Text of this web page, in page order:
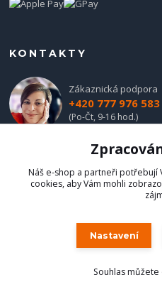
KONTAKTY
Zákaznická podpora
+420 777 976 583
(Po-Čt, 9-16 hod.)
obchod@hadladla.cz
Vytvořeno na
Náš e-shop a partneři potřebují
cookies, aby Vám mohli
Nastavení
Souhlas